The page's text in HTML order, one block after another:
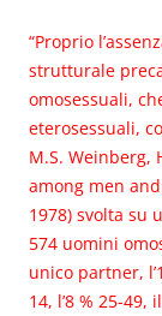
“Proprio
strutturale
omosessuali,
eterosessuali,
M.S. Weinberg,
among men
1978) svolta su
574 uomini
unico partner,
14, l’8 % 25-49,